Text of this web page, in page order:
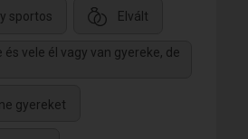
sportos Elvált
és vele él vagy van gyereke, de
gyereket